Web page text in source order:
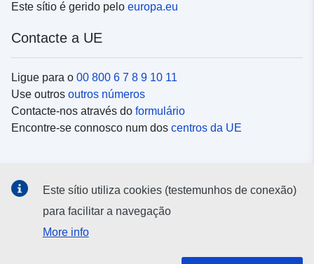
Este sítio é gerido pelo europa.eu
Contacte a UE
Ligue para o 00 800 6 7 8 9 10 11
Use outros outros números
Contacte-nos através do formulário
Encontre-se connosco num dos centros da UE
Procure as contas da UE nasredes sociais
Este sítio utiliza cookies (testemunhos de conexão)
para facilitar a navegação
More info